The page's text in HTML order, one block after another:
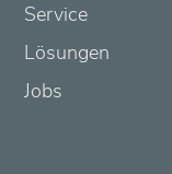
Service
Lösungen
Jobs